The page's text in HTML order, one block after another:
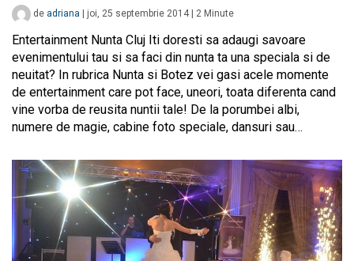
de adriana joi, 25 septembrie 2014 2 Minute
Entertainment Nunta Cluj Iti doresti sa adaugi savoare
evenimentului tau si sa faci din nunta ta una speciala si de
neuitat? In rubrica Nunta si Botez vei gasi acele momente
de entertainment care pot face, uneori, toata diferenta cand
vine vorba de reusita nuntii tale! De la porumbei albi,
numere de magie, cabine foto speciale, dansuri sau…